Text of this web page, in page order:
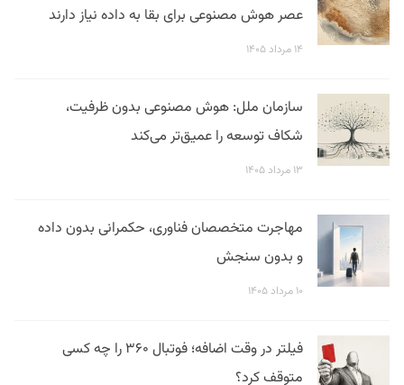
عصر هوش مصنوعی برای بقا به داده نیاز دارند
۱۴ مرداد ۱۴۰۵
سازمان ملل: هوش مصنوعی بدون ظرفیت،
شکاف توسعه را عمیق‌تر می‌کند
۱۳ مرداد ۱۴۰۵
مهاجرت متخصصان فناوری، حکمرانی بدون داده
و بدون سنجش
۱۰ مرداد ۱۴۰۵
فیلتر در وقت اضافه؛ فوتبال ۳۶۰ را چه کسی
متوقف کرد؟